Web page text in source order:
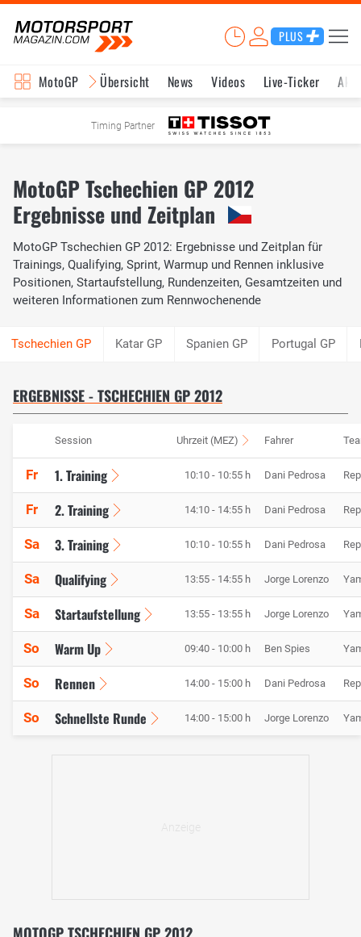
PLUS
MotoGP Übersicht News Videos Live-Ticker
Timing Partner
MotoGP Tschechien GP 2012
Ergebnisse und Zeitplan
MotoGP Tschechien GP 2012: Ergebnisse und Zeitplan für
Trainings, Qualifying, Sprint, Warmup und Rennen inklusive
Positionen, Startaufstellung, Rundenzeiten, Gesamtzeiten und
weiteren Informationen zum Rennwochenende
Katar GP Spanien GP Portugal GP
ERGEBNISSE - TSCHECHIEN GP 2012
Session Uhrzeit (MEZ) Fahrer
Fr 1. Training 10:10 - 10:55 h Dani Pedrosa
Fr 2. Training 14:10 - 14:55 h Dani Pedrosa
Sa 3. Training 10:10 - 10:55 h Dani Pedrosa
Sa Qualifying 13:55 - 14:55 h Jorge Lorenzo
Sa Startaufstellung 13:55 - 13:55 h Jorge Lorenzo
So Warm Up 09:40 - 10:00 h Ben Spies
So Rennen 14:00 - 15:00 h Dani Pedrosa
So Schnellste Runde 14:00 - 15:00 h Jorge Lorenzo